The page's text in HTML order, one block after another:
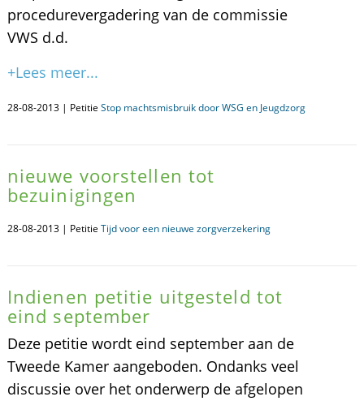
procedurevergadering van de commissie
VWS d.d.
+Lees meer...
28-08-2013 | Petitie Stop machtsmisbruik door WSG en Jeugdzorg
nieuwe voorstellen tot
bezuinigingen
28-08-2013 | Petitie Tijd voor een nieuwe zorgverzekering
Indienen petitie uitgesteld tot
eind september
Deze petitie wordt eind september aan de
Tweede Kamer aangeboden. Ondanks veel
discussie over het onderwerp de afgelopen